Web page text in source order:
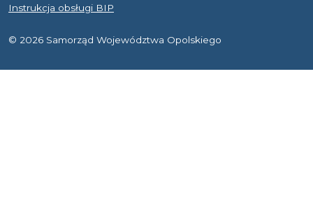
Instrukcja obsługi BIP
© 2026 Samorząd Województwa Opolskiego